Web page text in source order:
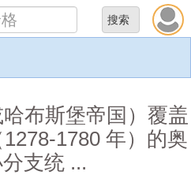
布斯堡帝国）覆盖
1780 年）的奥
支统 ...